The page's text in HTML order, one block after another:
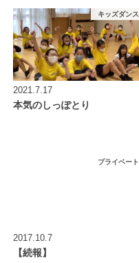
キッズダンス
2021.7.17
本気のしっぽとり
プライベート
2017.10.7
【続報】